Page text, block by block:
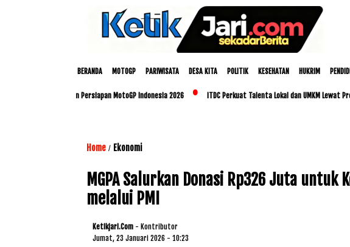
BERANDA MOTOGP PARIWISATA DESA KITA POLITIK KESEHATAN HUKRIM
NTB Matangkan Persiapan MotoGP Indonesia 2026 ITDC Perkuat Talenta Lokal dan UMKM Lewat
Home / Ekonomi
MGPA Salurkan Donasi Rp326 Juta untuk
melalui PMI
Ketikjari.com - Kontributor
Jumat, 23 Januari 2026 - 10:23